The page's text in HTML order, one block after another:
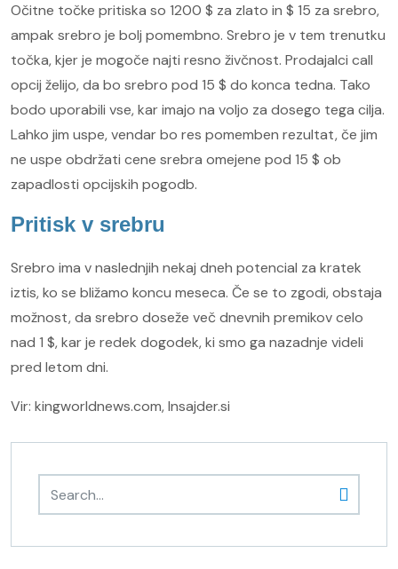
Očitne točke pritiska so 1200 $ za zlato in $ 15 za srebro,
ampak srebro je bolj pomembno. Srebro je v tem trenutku
točka, kjer je mogoče najti resno živčnost. Prodajalci call
opcij želijo, da bo srebro pod 15 $ do konca tedna. Tako
bodo uporabili vse, kar imajo na voljo za dosego tega cilja.
Lahko jim uspe, vendar bo res pomemben rezultat, če jim
ne uspe obdržati cene srebra omejene pod 15 $ ob
zapadlosti opcijskih pogodb.
Pritisk v srebru
Srebro ima v naslednjih nekaj dneh potencial za kratek
iztis, ko se bližamo koncu meseca. Če se to zgodi, obstaja
možnost, da srebro doseže več dnevnih premikov celo
nad 1 $, kar je redek dogodek, ki smo ga nazadnje videli
pred letom dni.
Vir: kingworldnews.com, Insajder.si